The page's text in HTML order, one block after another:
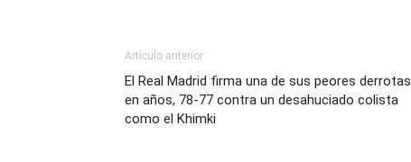
Artículo anterior
El Real Madrid firma una de sus peores derrotas
en años, 78-77 contra un desahuciado colista
como el Khimki